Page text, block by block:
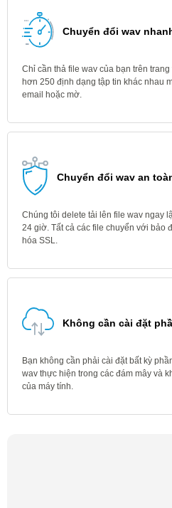
Chuyển đổi wav
Chỉ cần thả file wav của bạn trên
hơn 250 định dạng tập tin khác nhau
email hoặc mờ.
Chuyển đổi wav an
Chúng tôi delete tải lên file wav ngay
24 giờ. Tất cả các file chuyển với bảo
hóa SSL.
Không cần cài đặt
Bạn không cần phải cài đặt bất kỳ
wav thực hiện trong các đám mây và
của máy tính.